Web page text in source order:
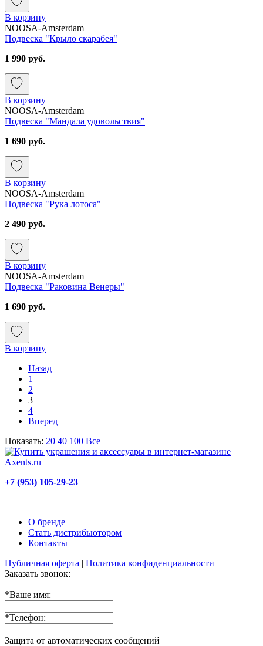
В корзину
NOOSA-Amsterdam
Подвеска "Крыло скарабея"
1 990 руб.
В корзину
NOOSA-Amsterdam
Подвеска "Мандала удовольствия"
1 690 руб.
В корзину
NOOSA-Amsterdam
Подвеска "Рука лотоса"
2 490 руб.
В корзину
NOOSA-Amsterdam
Подвеска "Раковина Венеры"
1 690 руб.
В корзину
Назад
1
2
3
4
Вперед
Показать: 20 40 100 Все
+7 (953) 105-29-23
О бренде
Стать дистрибьютором
Контакты
Публичная оферта | Политика конфиденциальности
Заказать звонок:
*Ваше имя:
*Телефон:
Защита от автоматических сообщений